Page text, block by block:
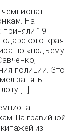
На
приняли 19
края.
по «подъему
полиции. Это
занять
[…]
На гравийной
из